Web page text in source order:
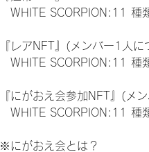
WHITE SCORPION:11 種
『レアNFT』(メンバー1人
WHITE SCORPION:11 種
『にがおえ会参加NFT』(メ
WHITE SCORPION:11 種
※にがおえ会とは？